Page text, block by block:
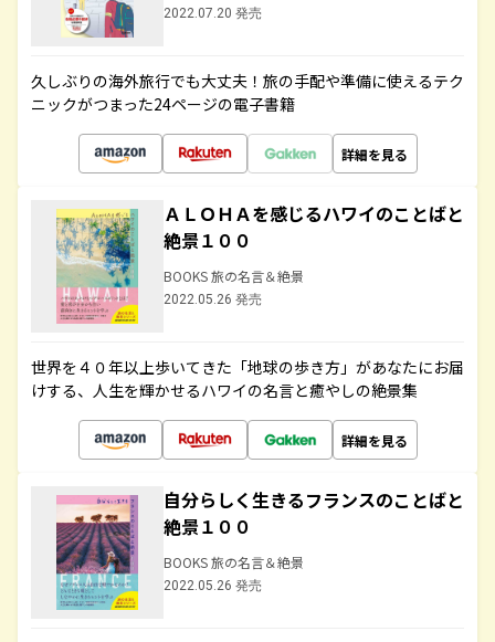
2022.07.20 発売
久しぶりの海外旅行でも大丈夫！旅の手配や準備に使えるテク
ニックがつまった24ページの電子書籍
詳細を見る
ＡＬＯＨＡを感じるハワイのことばと
絶景１００
BOOKS 旅の名言＆絶景
2022.05.26 発売
世界を４０年以上歩いてきた「地球の歩き方」があなたにお届
けする、人生を輝かせるハワイの名言と癒やしの絶景集
詳細を見る
自分らしく生きるフランスのことばと
絶景１００
BOOKS 旅の名言＆絶景
2022.05.26 発売